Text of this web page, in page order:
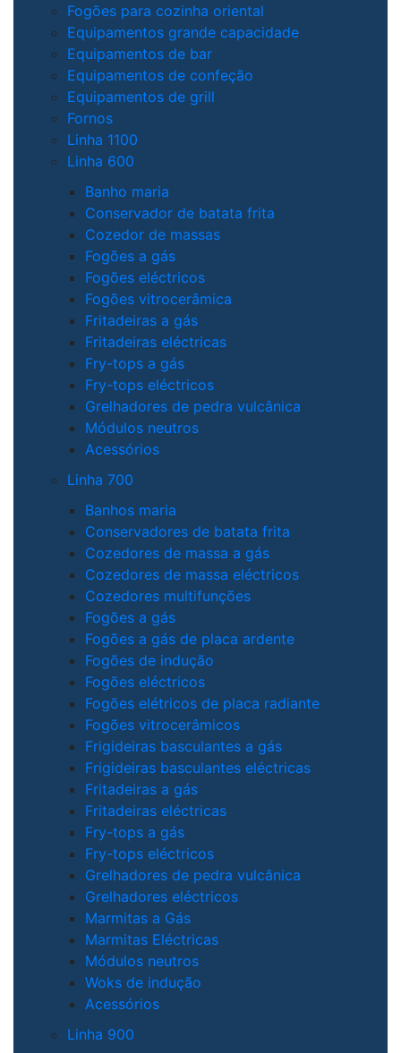
Fogões para cozinha oriental
Equipamentos grande capacidade
Equipamentos de bar
Equipamentos de confeção
Equipamentos de grill
Fornos
Linha 1100
Linha 600
Banho maria
Conservador de batata frita
Cozedor de massas
Fogões a gás
Fogões eléctricos
Fogões vitrocerâmica
Fritadeiras a gás
Fritadeiras eléctricas
Fry-tops a gás
Fry-tops eléctricos
Grelhadores de pedra vulcânica
Módulos neutros
Acessórios
Linha 700
Banhos maria
Conservadores de batata frita
Cozedores de massa a gás
Cozedores de massa eléctricos
Cozedores multifunções
Fogões a gás
Fogões a gás de placa ardente
Fogões de indução
Fogões eléctricos
Fogões elétricos de placa radiante
Fogões vitrocerâmicos
Frigideiras basculantes a gás
Frigideiras basculantes eléctricas
Fritadeiras a gás
Fritadeiras eléctricas
Fry-tops a gás
Fry-tops eléctricos
Grelhadores de pedra vulcânica
Grelhadores eléctricos
Marmitas a Gás
Marmitas Eléctricas
Módulos neutros
Woks de indução
Acessórios
Linha 900